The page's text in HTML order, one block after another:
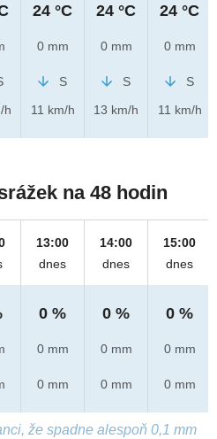
h
24 °C
0 mm
S
11 km/h
24 °C
0 mm
S
13 km/h
24 °C
0 mm
S
11 km/h
na 48 hodin
13:00
dnes
0 %
0 mm
0 mm
14:00
dnes
0 %
0 mm
0 mm
15:00
dnes
0 %
0 mm
0 mm
že spadne alespoň 0,1 mm